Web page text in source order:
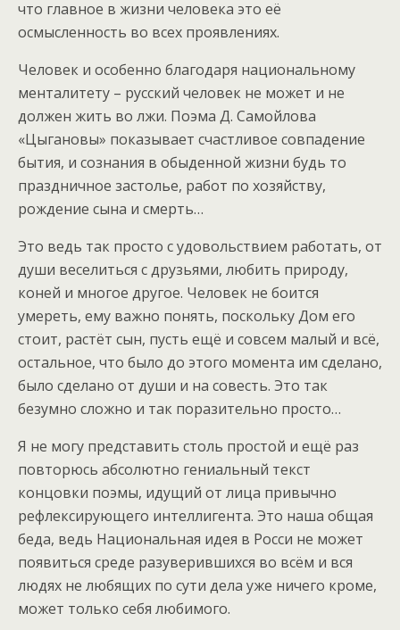
что главное в жизни человека это её
осмысленность во всех проявлениях.
Человек и особенно благодаря национальному
менталитету – русский человек не может и не
должен жить во лжи. Поэма Д. Самойлова
«Цыгановы» показывает счастливое совпадение
бытия, и сознания в обыденной жизни будь то
праздничное застолье, работ по хозяйству,
рождение сына и смерть…
Это ведь так просто с удовольствием работать, от
души веселиться с друзьями, любить природу,
коней и многое другое. Человек не боится
умереть, ему важно понять, поскольку Дом его
стоит, растёт сын, пусть ещё и совсем малый и всё,
остальное, что было до этого момента им сделано,
было сделано от души и на совесть. Это так
безумно сложно и так поразительно просто…
Я не могу представить столь простой и ещё раз
повторюсь абсолютно гениальный текст
концовки поэмы, идущий от лица привычно
рефлексирующего интеллигента. Это наша общая
беда, ведь Национальная идея в Росси не может
появиться среде разуверившихся во всём и вся
людях не любящих по сути дела уже ничего кроме,
может только себя любимого.